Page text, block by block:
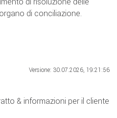
di conciliazione.
Versione: 30.07.2026, 19:21:56
& informazioni per il cliente